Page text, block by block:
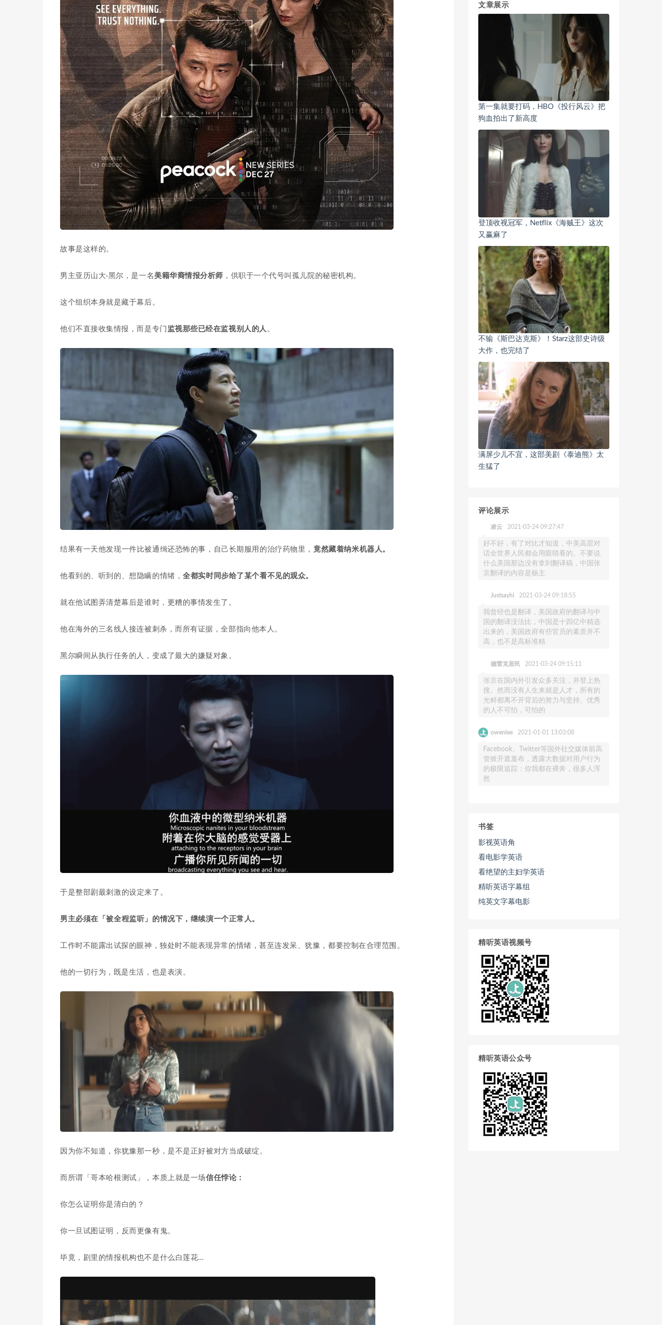
故事是这样的。
男主亚历山大·黑尔，是一名美籍华裔情报分析师 ，供职于一个代号叫孤儿院的秘密机构。
这个组织本身就是藏于幕后。
他们不直接收集情报，而是专门 监视那些已经在监视别人的人 。
结果有一天他发现一件比被通缉还恐怖的事， 自己长期服用的治疗药物里， 竟然藏着纳米机器人。
他看到的、听到的、想隐瞒的情绪，全都实时同步给了某个看不见的观众。
就在他试图弄清楚幕后是谁时，更糟的事情发生了。
他在海外的三名线人接连被刺杀，而所有证据，全部指向他本人。
黑尔瞬间从执行任务的人，变成了最大的嫌疑对象。
于是整部剧最刺激的设定来了。
男主必须在「被全程监听」的情况下，继续演一个正常人。
工作时不能露出试探的眼神，独处时不能表现异常的情绪，甚至连发呆、犹豫，都要控制在合理范围。
他的一切行为，既是生活，也是表演。
因为你不知道，你犹豫那一秒，是不是正好被对方当成破绽。
而所谓「哥本哈根测试」，本质上就是一场信任悖论：
你怎么证明你是清白的？
你一旦试图证明，反而更像有鬼。
毕竟，剧里的情报机构也不是什么白莲花…
文章展示
第一集就要打码，HBO《投行风云》把
狗血拍出了新高度
登顶收视冠军，Netflix《海贼王》这次
又赢麻了
不输《斯巴达克斯》！Starz这部史诗级
大作，也完结了
满屏少儿不宜，这部美剧《泰迪熊》太
生猛了
评论展示
凌云 2021-03-24 09:27:47
好不好，有了对比才知道，中美高层对
话全世界人民都会用眼睛看的。不要说
什么美国那边没有拿到翻译稿，中国张
京翻译的内容是杨主
Justsayhi 2021-03-24 09:18:55
我曾经也是翻译，美国政府的翻译与中
国的翻译没法比，中国是十四亿中精选
出来的，美国政府有些官员的素质并不
高，也不是高标准精
德雷克居民 2021-03-24 09:15:11
张京在国内外引发众多关注，并登上热
搜。然而没有人生来就是人才，所有的
光鲜都离不开背后的努力与坚持。优秀
的人不可怕，可怕的
owenlee 2021-01-01 13:03:08
Facebook、Twitter等国外社交媒体前高
管掀开遮羞布，透露大数据对用户行为
的极限追踪：你我都在裸奔，很多人浑
然
书签
影视英语角
看电影学英语
看绝望的主妇学英语
精听英语字幕组
纯英文字幕电影
精听英语视频号
精听英语公众号